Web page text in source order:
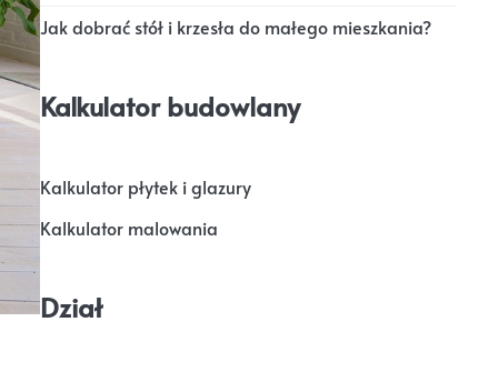
Jak dobrać stół i krzesła do małego mieszkania?
Kalkulator budowlany
Kalkulator płytek i glazury
Kalkulator malowania
Dział